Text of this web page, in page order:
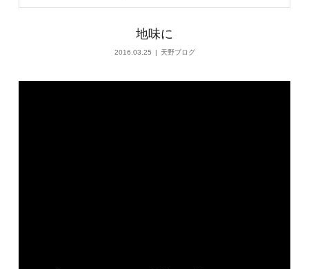
地味に
2016.03.25 天野ブログ